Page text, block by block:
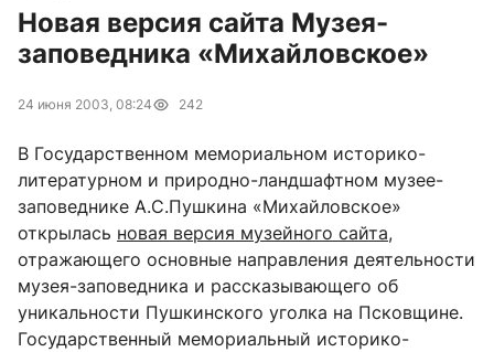
Новая версия сайта Музея-
заповедника «Михайловское»
24 июня 2003, 08:24 242
В Государственном мемориальном историко-
литературном и природно-ландшафтном музее-
заповеднике А.С.Пушкина «Михайловское»
открылась новая версия музейного сайта,
отражающего основные направления деятельности
музея-заповедника и рассказывающего об
уникальности Пушкинского уголка на Псковщине.
Государственный мемориальный историко-